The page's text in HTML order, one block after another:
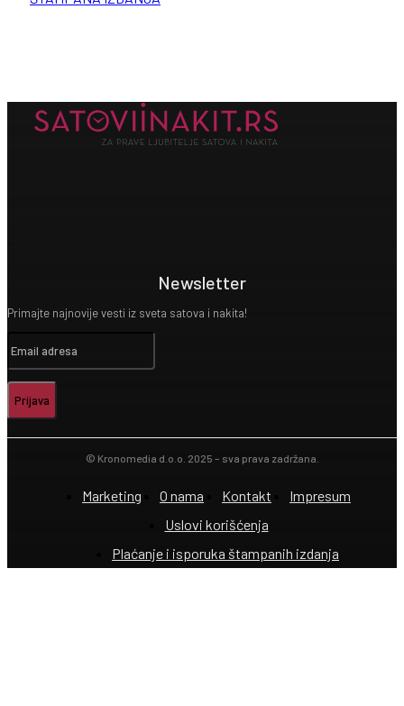
Newsletter
Primajte najnovije vesti iz sveta satova i nakita!
Prijava
© Kronomedia d.o.o. 2025 – sva prava zadržana.
Marketing O nama Kontakt
Impresum
Uslovi korišćenja
Plaćanje i isporuka štampanih izdanja